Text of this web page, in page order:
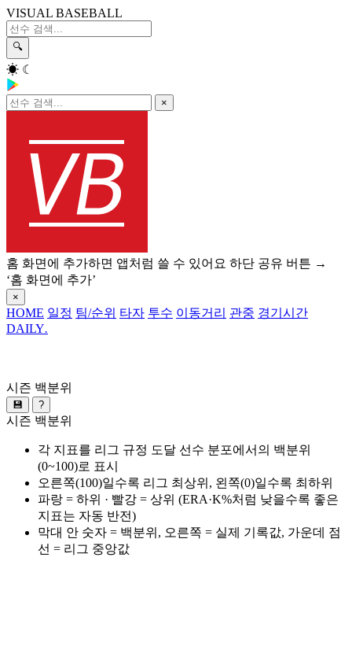
VISUAL BASEBALL
🔍
☀ ☾
×
홈 화면에 추가하면 앱처럼 쓸 수 있어요 하단 공유 버튼 →
‘홈 화면에 추가’
×
HOME 일정 팀/순위 타자 투수 이동거리 관중 경기시간
DAILY.
시즌 백분위
💾 ?
시즌 백분위
각 지표를 리그 규정 도달 선수 분포에서의 백분위
(0~100)로 표시
오른쪽(100)일수록 리그 최상위, 왼쪽(0)일수록 최하위
파랑 = 하위 · 빨강 = 상위 (ERA·K%처럼 낮을수록 좋은
지표는 자동 반전)
막대 안 숫자 = 백분위, 오른쪽 = 실제 기록값, 가운데 점
선 = 리그 중앙값